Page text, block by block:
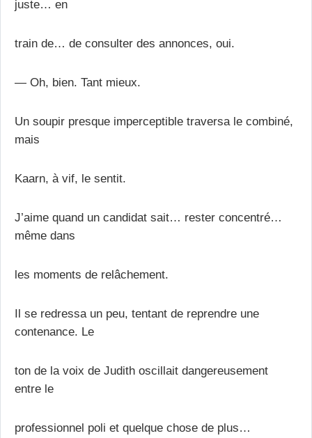
juste… en
train de… de consulter des annonces, oui.
— Oh, bien. Tant mieux.
Un soupir presque imperceptible traversa le combiné,
mais
Kaarn, à vif, le sentit.
J’aime quand un candidat sait… rester concentré…
même dans
les moments de relâchement.
Il se redressa un peu, tentant de reprendre une
contenance. Le
ton de la voix de Judith oscillait dangereusement
entre le
professionnel poli et quelque chose de plus…